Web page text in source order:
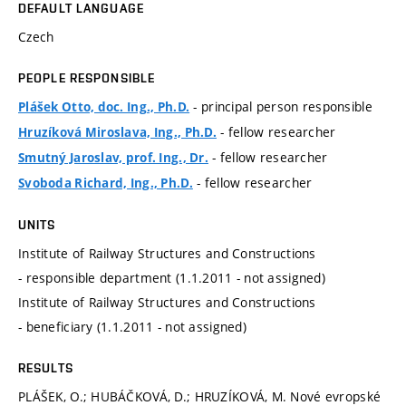
DEFAULT LANGUAGE
Czech
PEOPLE RESPONSIBLE
Plášek Otto, doc. Ing., Ph.D. - principal person responsible
Hruzíková Miroslava, Ing., Ph.D. - fellow researcher
Smutný Jaroslav, prof. Ing., Dr. - fellow researcher
Svoboda Richard, Ing., Ph.D. - fellow researcher
UNITS
Institute of Railway Structures and Constructions
- responsible department (1.1.2011 - not assigned)
Institute of Railway Structures and Constructions
- beneficiary (1.1.2011 - not assigned)
RESULTS
PLÁŠEK, O.; HUBÁČKOVÁ, D.; HRUZÍKOVÁ, M. Nové evropské